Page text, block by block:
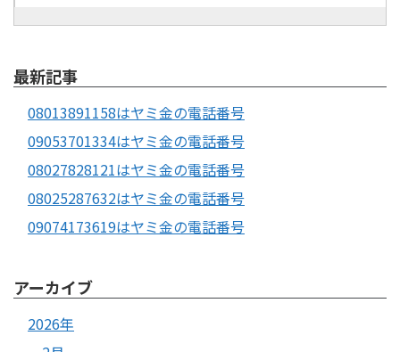
最新記事
08013891158はヤミ金の電話番号
09053701334はヤミ金の電話番号
08027828121はヤミ金の電話番号
08025287632はヤミ金の電話番号
09074173619はヤミ金の電話番号
アーカイブ
2026年